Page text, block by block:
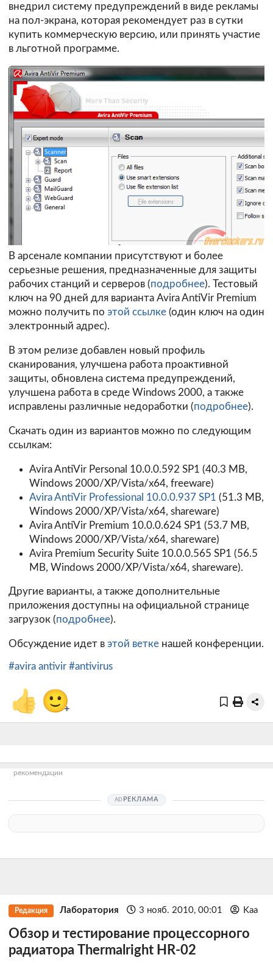
внедрил систему предупреждений в виде рекламы
на пол-экрана, которая рекомендует раз в сутки
купить коммерческую версию, или принять участие
в льготной программе.
В арсенале компании присутствуют и более
серьезные решения, предназначенные для защиты
рабочих станций и серверов (подробнее). Тестовый
ключ на 90 дней для варианта Avira AntiVir Premium
можно получить по этой ссылке (один ключ на один
электронный адрес).
В этом релизе добавлен новый профиль
сканирования, улучшена работа проактивной
защиты, обновлена система предупреждений,
улучшена работа в среде Windows 2000, а также
исправлены различные недоработки (подробнее).
Скачать один из вариантов можно по следующим
ссылкам:
Avira AntiVir Personal 10.0.0.592 SP1 (40.3 MB,
Windows 2000/XP/Vista/х64, freeware)
Avira AntiVir Professional 10.0.0.937 SP1 (51.3 MB,
Windows 2000/XP/Vista/х64, shareware)
Avira AntiVir Premium 10.0.0.624 SP1 (53.7 MB,
Windows 2000/XP/Vista/х64, shareware)
Avira Premium Security Suite 10.0.0.565 SP1 (56.5
MB, Windows 2000/XP/Vista/х64, shareware).
Другие варианты, а также дополнительные
приложения доступны на официальной странице
загрузок (подробнее).
Обсуждение идет в этой ветке нашей конференции.
#avira antivir #antivirus
👍 🙂+
рекомендации
РЕКЛАМА
Редакция Лаборатория 3 нояб. 2010, 00:01 Kaa
Обзор и тестирование процессорного
радиатора Thermalright HR-02